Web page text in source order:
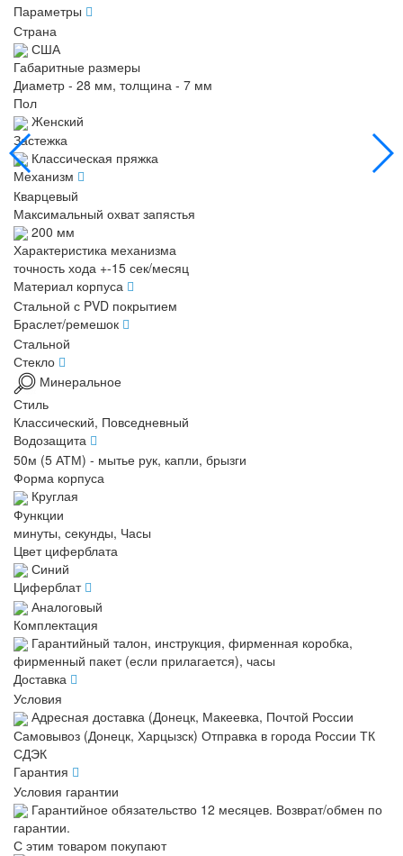
Параметры
Страна
США
Габаритные размеры
Диаметр - 28 мм, толщина - 7 мм
Пол
Женский
Застежка
Классическая пряжка
Механизм
Кварцевый
Максимальный охват запястья
200 мм
Характеристика механизма
точность хода +-15 сек/месяц
Материал корпуса
Стальной с PVD покрытием
Браслет/ремешок
Стальной
Стекло
Минеральное
Стиль
Классический, Повседневный
Водозащита
50м (5 АТМ) - мытье рук, капли, брызги
Форма корпуса
Круглая
Функции
минуты, секунды, Часы
Цвет циферблата
Синий
Циферблат
Аналоговый
Комплектация
Гарантийный талон, инструкция, фирменная коробка,
фирменный пакет (если прилагается), часы
Доставка
Условия
Адресная доставка (Донецк, Макеевка, Почтой России
Самовывоз (Донецк, Харцызск) Отправка в города России ТК
СДЭК
Гарантия
Условия гарантии
Гарантийное обязательство 12 месяцев. Возврат/обмен по
гарантии.
С этим товаром покупают